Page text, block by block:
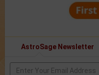
AstroSage Newsletter